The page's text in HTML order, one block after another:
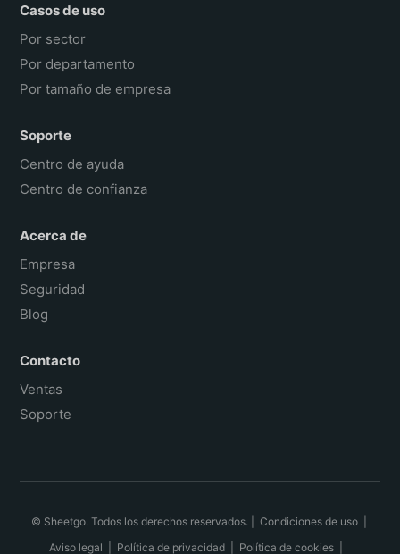
Casos de uso
Por sector
Por departamento
Por tamaño de empresa
Soporte
Centro de ayuda
Centro de confianza
Acerca de
Empresa
Seguridad
Blog
Contacto
Ventas
Soporte
© Sheetgo. Todos los derechos reservados. | Condiciones de uso|
Aviso legal
Política de privacidad Política de cookies